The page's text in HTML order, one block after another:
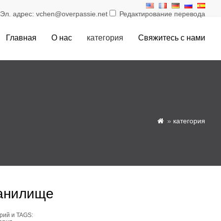
адрес: vchen@overpassie.net Редактирование перевода
Главная О нас категория Свяжитесь с нами
 » категория
и TAGS: